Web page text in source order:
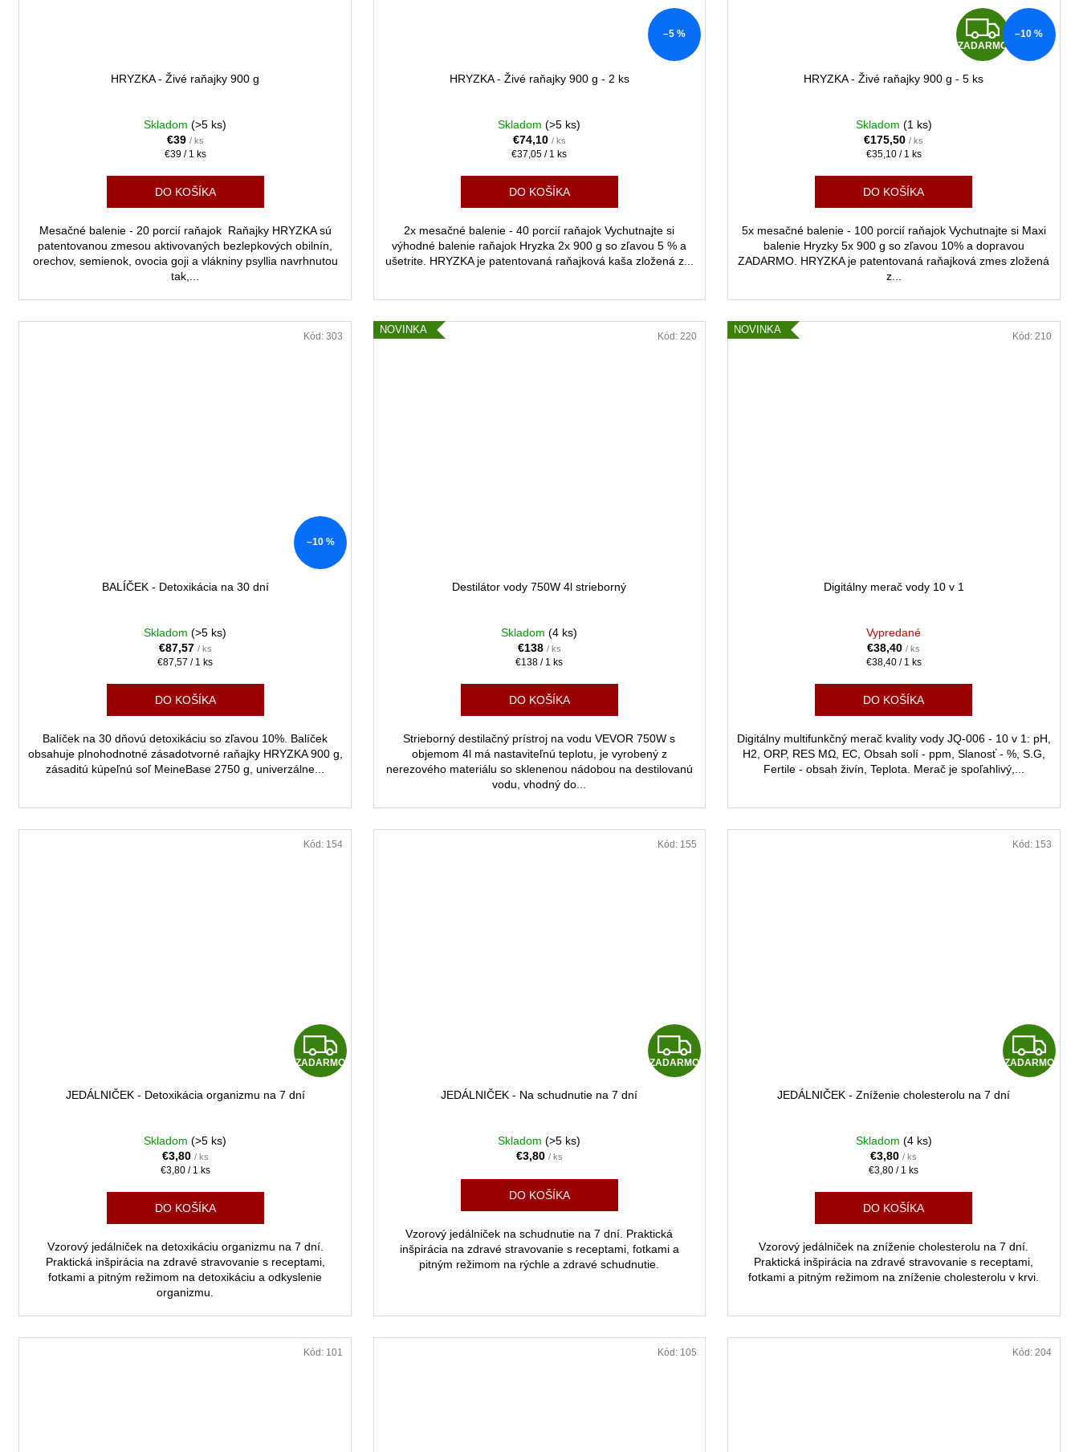
HRYZKA - Živé raňajky 900 g
Skladom(>5 ks)
€39 / ks
Jednotková
€39 / 1 ks
DO KOŠÍKA
Mesačné balenie - 20 porcií raňajok Raňajky HRYZKA sú
patentovanou zmesou aktivovaných bezlepkových obilnín,
orechov, semienok, ovocia goji a vlákniny psyllia navrhnutou
tak,...
–5 %
HRYZKA - Živé raňajky 900 g - 2 ks
Skladom(>5 ks)
€74,10 / ks
Jednotková
€37,05 / 1 ks
DO KOŠÍKA
2x mesačné balenie - 40 porcií raňajok Vychutnajte si
výhodné balenie raňajok Hryzka 2x 900 g so zľavou 5 % a
ušetrite. HRYZKA je patentovaná raňajková kaša zložená z...
Z
A
O
ZADARMO
–10 %
HRYZKA - Živé raňajky 900 g - 5 ks
Skladom (1 ks)
€175,50/ ks
Jednotková
€35,10 / 1 ks
DO KOŠÍKA
5x mesačné balenie - 100 porcií raňajok Vychutnajte si Maxi
balenie Hryzky 5x 900 g so zľavou 10% a dopravou
ZADARMO. HRYZKA je patentovaná raňajková zmes zložená
z...
–10 %
BALÍČEK - Detoxikácia na 30 dní
Skladom(>5 ks)
€87,57 / ks
Jednotková
€87,57 / 1 ks
DO KOŠÍKA
Balíček na 30 dňovú detoxikáciu so zľavou 10%. Balíček
obsahuje plnohodnotné zásadotvorné raňajky HRYZKA 900 g,
zásaditú kúpeľnú soľ MeineBase 2750 g, univerzálne...
Kód: 303
NOVINKA
Destilátor vody 750W 4l strieborný
Skladom(4 ks)
€138 / ks
Jednotková
€138 / 1 ks
DO KOŠÍKA
Strieborný destilačný prístroj na vodu VEVOR 750W s
objemom 4l má nastaviteľnú teplotu, je vyrobený z
nerezového materiálu so sklenenou nádobou na destilovanú
vodu, vhodný do...
Kód: 220
NOVINKA
Digitálny merač vody 10 v 1
Vypredané
€38,40/ ks
Jednotková
€38,40 / 1 ks
DO KOŠÍKA
Digitálny multifunkčný merač kvality vody JQ-006 - 10 v 1: pH,
H2, ORP, RES MΩ, EC, Obsah solí - ppm, Slanosť - %, S.G,
Fertile - obsah živín, Teplota. Merač je spoľahlivý,...
Kód: 210
Z
A
ZADARMO
JEDÁLNIČEK - Detoxikácia organizmu na 7 dní
Skladom(>5 ks)
€3,80 / ks
Jednotková
€3,80 / 1 ks
DO KOŠÍKA
Vzorový jedálniček na detoxikáciu organizmu na 7 dní.
Praktická inšpirácia na zdravé stravovanie s receptami,
fotkami a pitným režimom na detoxikáciu a odkyslenie
organizmu.
Kód: 154
Z
A
ZADARMO
JEDÁLNIČEK - Na schudnutie na 7 dní
Skladom(>5 ks)
€3,80 / ks
DO KOŠÍKA
Vzorový jedálniček na schudnutie na 7 dní. Praktická
inšpirácia na zdravé stravovanie s receptami, fotkami a
pitným režimom na rýchle a zdravé schudnutie.
Kód: 155
Z
A
ZADARMO
JEDÁLNIČEK - Zníženie cholesterolu na 7 dní
Skladom (4 ks)
€3,80/ ks
Jednotková
€3,80 / 1 ks
DO KOŠÍKA
Vzorový jedálniček na zníženie cholesterolu na 7 dní.
Praktická inšpirácia na zdravé stravovanie s receptami,
fotkami a pitným režimom na zníženie cholesterolu v krvi.
Kód: 153
Kód: 101 Kód: 105 Kód: 204